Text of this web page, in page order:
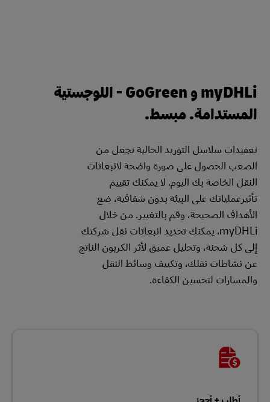
myDHLi و GoGreen - اللوجستية
المستدامة. مبسط.
تعقيدات سلاسل التوريد الحالية تجعل من
الصعب الحصول على صورة واضحة لانبعاثات
النقل الخاصة بك اليوم. لا يمكنك تقييم
تأثيرعملياتك على البيئة بدون شفافية، ضع
الأهداف الصحيحة، وقم بالتغيير. من خلال
myDHLi، يمكنك تحديد انبعاثات نقل شركتك
إلى كل شحنة، وتحليل عميق لأثر الكربون الناتج
عن نشاطات نقلك، وتكييف وسائط النقل
والمسارات لتحسين الكفاءة.